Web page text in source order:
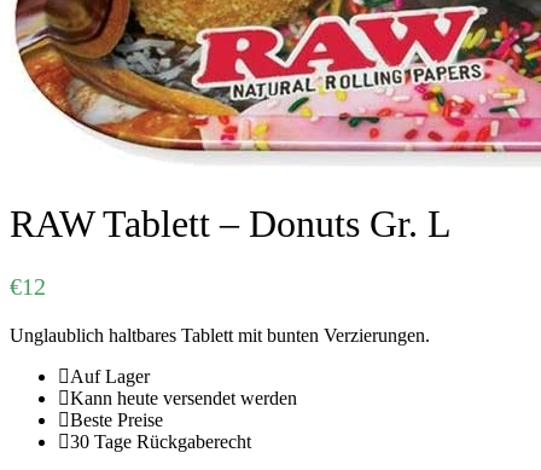
RAW Tablett – Donuts Gr. L
€12
Unglaublich haltbares Tablett mit bunten Verzierungen.
Auf Lager
Kann heute versendet werden
Beste Preise
30 Tage Rückgaberecht